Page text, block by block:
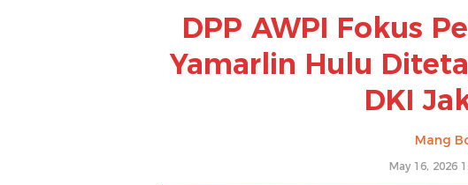
DPP AWPI Fokus
Yamarlin Hulu
DKI
Mang
May 16, 2026